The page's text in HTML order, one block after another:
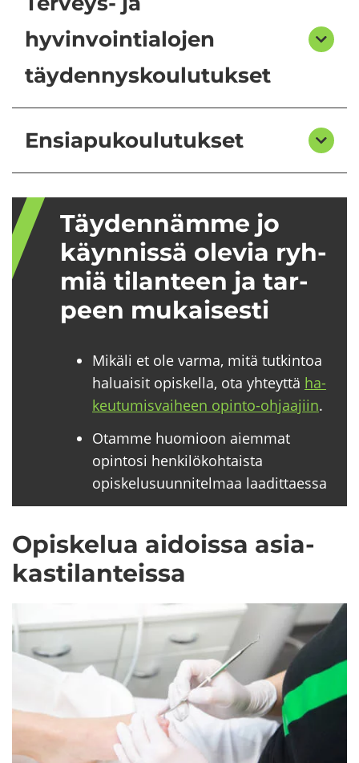
hyvinvointialojen
täydennyskoulutukset
Ensiapukoulutukset
Täy­den­näm­me jo
käyn­nis­sä ole­via ryh­
miä ti­lan­teen ja tar­
peen mu­kai­ses­ti
Mikäli et ole varma, mitä tutkintoa
haluaisit opiskella, ota yhteyttä ha­
keu­tu­mis­vai­heen opinto-​ohjaajiin.
Otamme huomioon aiemmat
opintosi henkilökohtaista
opiskelusuunnitelmaa laadittaessa
Opis­ke­lua ai­dois­sa asia­
kas­ti­lan­teis­sa